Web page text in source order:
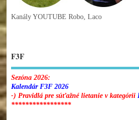
Kanály YOUTUBE Robo, Laco
F3F
Sezóna 2026:
Kalendár F3F 2026
-) Pravidlá pre súťažné lietanie v kategórii
*****************